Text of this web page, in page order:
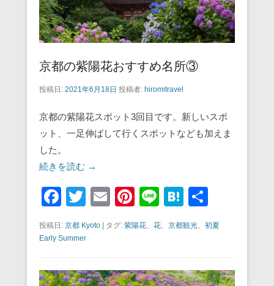
京都の紫陽花おすすめ名所③
投稿日: 2021年6月18日 投稿者: hiromitravel
京都の紫陽花スポット3回目です。新しいスポ
ット、一足伸ばして行くスポットなども加えま
した。
続きを読む →
F
a
c
b
T
tt
E
m
ail
Pi
nt
er
st
Li
e
H
at
e
a
有
投稿日: 京都 Kyoto | タグ: 紫陽花 花 京都観光
初夏
Early Summer